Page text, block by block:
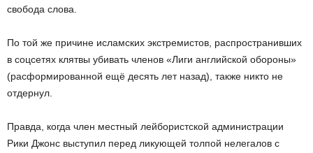
свобода слова.
По той же причине исламских экстремистов, распространивших
в соцсетях клятвы убивать членов «Лиги английской обороны»
(расформированной ещё десять лет назад), также никто не
отдернул.
Правда, когда член местный лейбористской администрации
Рики Джонс выступил перед ликующей толпой нелегалов с